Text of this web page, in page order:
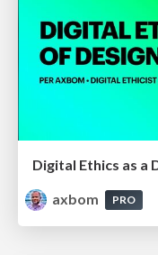
Digital Ethics as a
axbom
PRO